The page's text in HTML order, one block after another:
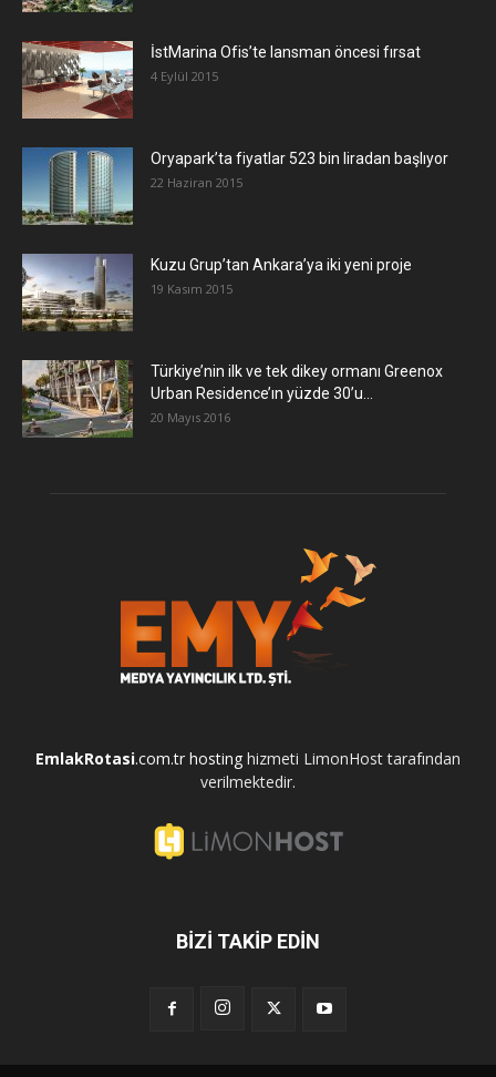
İstMarina Ofis’te lansman öncesi fırsat
4 Eylül 2015
Oryapark’ta fiyatlar 523 bin liradan başlıyor
22 Haziran 2015
​Kuzu Grup’tan Ankara’ya iki yeni proje
19 Kasım 2015
Türkiye’nin ilk ve tek dikey ormanı Greenox
Urban Residence’ın yüzde 30’u...
20 Mayıs 2016
EmlakRotasi.com.tr hosting hizmeti LimonHost tarafından
verilmektedir.
BİZİ TAKİP EDİN